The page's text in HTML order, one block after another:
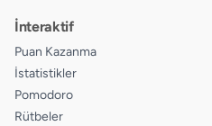
İnteraktif
Puan Kazanma
İstatistikler
Pomodoro
Rütbeler